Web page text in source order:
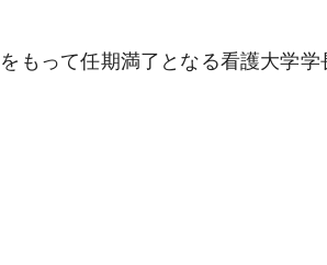
もって任期満了となる看護大学学